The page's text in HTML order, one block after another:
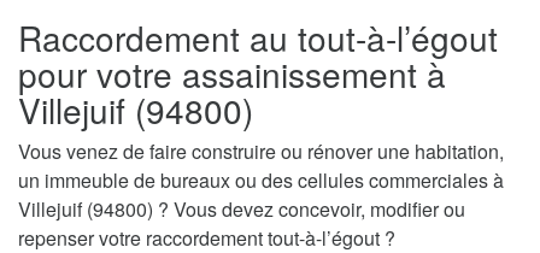
Raccordement au tout-à-l’égout
pour votre assainissement à
Villejuif (94800)
Vous venez de faire construire ou rénover une habitation,
un immeuble de bureaux ou des cellules commerciales à
Villejuif (94800) ? Vous devez concevoir, modifier ou
repenser votre raccordement tout-à-l’égout ?